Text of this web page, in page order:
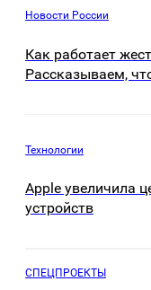
Новости России
Как работает
Рассказываем,
Технологии
Apple увеличила
устройств
СПЕЦПРОЕКТЫ